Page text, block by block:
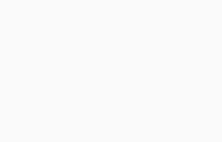
Collection EB01 (JP)
Dunkelnacht Booster Bundle
Mega-Entwicklung Optimale Ordnung Booster Bundle